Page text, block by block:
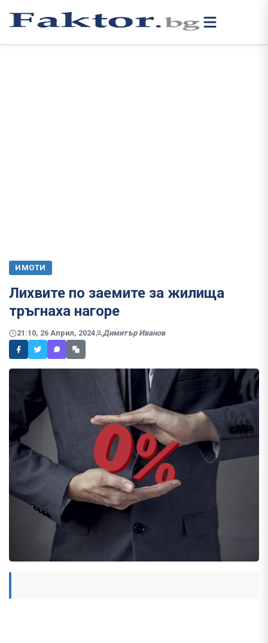
ИМОТИ
Лихвите по заемите за жилища
тръгнаха нагоре
21:10, 26 Април, 2024 Димитър Иванов